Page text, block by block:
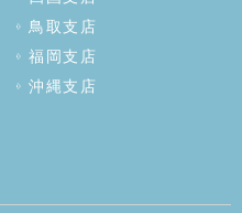
鳥取支店
福岡支店
沖縄支店